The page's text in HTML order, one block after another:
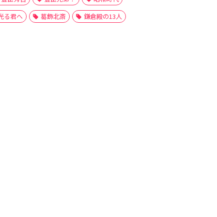
る君へ
葛飾北斎 鎌倉殿の13人